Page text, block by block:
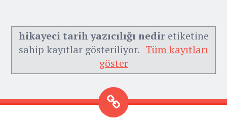
hikayeci tarih yazıcılığı nediretiketine
sahip kayıtlar gösteriliyor. Tüm kayıtları
göster